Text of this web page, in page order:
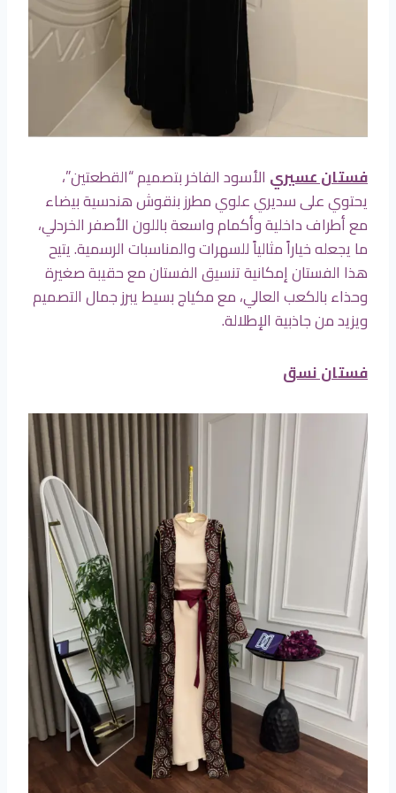
فستان عسيري الأسود الفاخر بتصميم “القطعتين”،
يحتوي على سديري علوي مطرز بنقوش هندسية بيضاء
مع أطراف داخلية وأكمام واسعة باللون الأصفر الخردلي،
ما يجعله خياراً مثالياً للسهرات والمناسبات الرسمية. يتيح
هذا الفستان إمكانية تنسيق الفستان مع حقيبة صغيرة
وحذاء بالكعب العالي، مع مكياج بسيط يبرز جمال التصميم
ويزيد من جاذبية الإطلالة.
فستان نسق